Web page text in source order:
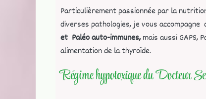
Particulièrement passionnée par la
diverses pathologies, je vous accompagne
et Paléo auto-immunes,mais aussi GAPS,
alimentation de la thyroïde.
Régime hypotoxique du Docteur